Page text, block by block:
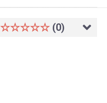
☆☆☆☆☆ (0)